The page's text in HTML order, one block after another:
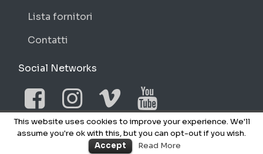
Lista fornitori
Contatti
Social Networks
Facebook
Instagram
VimeoYouTube
NO © 2026 PAC
This website uses cookies to improve your experience. We'll
assume you're ok with this, but you can opt-out if you wish.
Accept
Read More